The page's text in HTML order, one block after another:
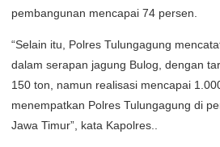
pembangunan mencapai 74 persen.
“Selain itu, Polres Tulungagung
dalam serapan jagung Bulog, dengan
150 ton, namun realisasi mencapai
menempatkan Polres Tulungagung di
Jawa Timur”, kata Kapolres..